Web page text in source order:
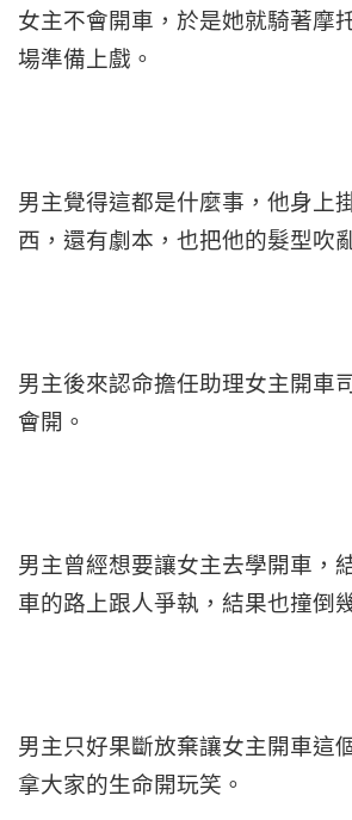
女主不會開車，於是她就騎著摩
場準備上戲。
男主覺得這都是什麼事，他身上
西，還有劇本，也把他的髮型吹
男主後來認命擔任助理女主開車
會開。
男主曾經想要讓女主去學開車，
車的路上跟人爭執，結果也撞倒
男主只好果斷放棄讓女主開車這
拿大家的生命開玩笑。